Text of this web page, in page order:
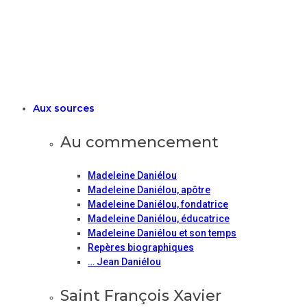
Aux sources
Au commencement
Madeleine Daniélou
Madeleine Daniélou, apôtre
Madeleine Daniélou, fondatrice
Madeleine Daniélou, éducatrice
Madeleine Daniélou et son temps
Repères biographiques
… Jean Daniélou
Saint François Xavier